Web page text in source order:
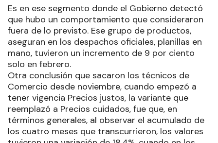
Es en ese segmento donde el Gobierno detectó
que hubo un comportamiento que consideraron
fuera de lo previsto. Ese grupo de productos,
aseguran en los despachos oficiales, planillas en
mano, tuvieron un incremento de 9 por ciento
solo en febrero.
Otra conclusión que sacaron los técnicos de
Comercio desde noviembre, cuando empezó a
tener vigencia Precios justos, la variante que
reemplazó a Precios cuidados, fue que, en
términos generales, al observar el acumulado de
los cuatro meses que transcurrieron, los valores